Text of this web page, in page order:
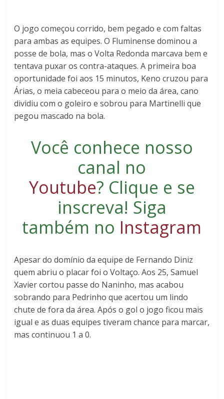
O jogo começou corrido, bem pegado e com faltas
para ambas as equipes. O Fluminense dominou a
posse de bola, mas o Volta Redonda marcava bem e
tentava puxar os contra-ataques. A primeira boa
oportunidade foi aos 15 minutos, Keno cruzou para
Árias, o meia cabeceou para o meio da área, cano
dividiu com o goleiro e sobrou para Martinelli que
pegou mascado na bola.
Você conhece nosso
canal no
Youtube? Clique e se
inscreva! Siga
também no Instagram
Apesar do domínio da equipe de Fernando Diniz
quem abriu o placar foi o Voltaço. Aos 25, Samuel
Xavier cortou passe do Naninho, mas acabou
sobrando para Pedrinho que acertou um lindo
chute de fora da área. Após o gol o jogo ficou mais
igual e as duas equipes tiveram chance para marcar,
mas continuou 1 a 0.